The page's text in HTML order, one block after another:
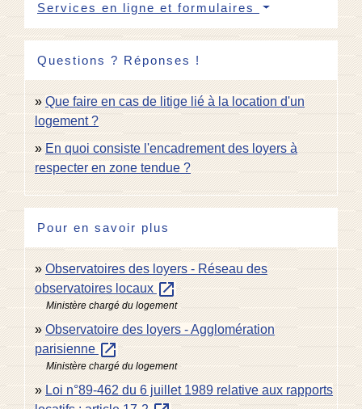
Services en ligne et formulaires
Questions ? Réponses !
Que faire en cas de litige lié à la location d'un
logement ?
En quoi consiste l'encadrement des loyers à
respecter en zone tendue ?
Pour en savoir plus
Observatoires des loyers - Réseau des
observatoires locaux open_in_new
Ministère chargé du logement
Observatoire des loyers - Agglomération
parisienne open_in_new
Ministère chargé du logement
Loi n°89-462 du 6 juillet 1989 relative aux rapports